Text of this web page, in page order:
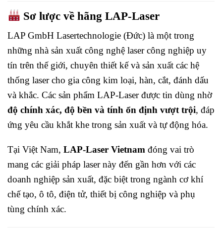
Sơ lược về hãng LAP-Laser
LAP GmbH Lasertechnologie (Đức) là một trong
những nhà sản xuất công nghệ laser công nghiệp uy
tín trên thế giới, chuyên thiết kế và sản xuất các hệ
thống laser cho gia công kim loại, hàn, cắt, đánh dấu
và khắc. Các sản phẩm LAP-Laser được tin dùng nhờ
độ chính xác, độ bền và tính ổn định vượt trội, đáp
ứng yêu cầu khắt khe trong sản xuất và tự động hóa.
Tại Việt Nam, LAP-Laser Vietnam đóng vai trò
mang các giải pháp laser này đến gần hơn với các
doanh nghiệp sản xuất, đặc biệt trong ngành cơ khí
chế tạo, ô tô, điện tử, thiết bị công nghiệp và phụ
tùng chính xác.